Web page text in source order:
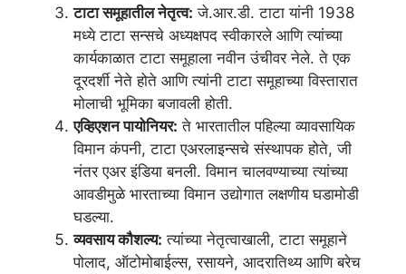
टाटा समूहातील नेतृत्व: जे.आर.डी. टाटा यांनी 1938
मध्ये टाटा सन्सचे अध्यक्षपद स्वीकारले आणि त्यांच्या
कार्यकाळात टाटा समूहाला नवीन उंचीवर नेले. ते एक
दूरदर्शी नेते होते आणि त्यांनी टाटा समूहाच्या विस्तारात
मोलाची भूमिका बजावली होती.
एव्हिएशन पायोनियर: ते भारतातील पहिल्या व्यावसायिक
विमान कंपनी, टाटा एअरलाइन्सचे संस्थापक होते, जी
नंतर एअर इंडिया बनली. विमान चालवण्याच्या त्यांच्या
आवडीमुळे भारताच्या विमान उद्योगात लक्षणीय घडामोडी
घडल्या.
व्यवसाय कौशल्य: त्यांच्या नेतृत्वाखाली, टाटा समूहाने
पोलाद, ऑटोमोबाईल्स, रसायने, आदरातिथ्य आणि बरेच